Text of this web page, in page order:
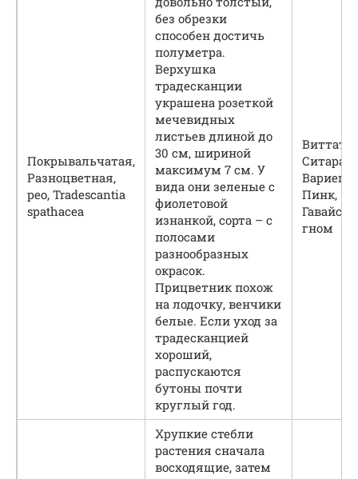
Покрывальчатая,
Разноцветная,
рео, Tradescantia
spathacea
без обрезки
способен достичь
полуметра.
Верхушка
традесканции
украшена розеткой
мечевидных
листьев длиной до
30 см, шириной
максимум 7 см. У
вида они зеленые с
фиолетовой
изнанкой, сорта – с
полосами
разнообразных
окрасок.
Прицветник похож
на лодочку, венчики
белые. Если уход за
традесканцией
хороший,
распускаются
бутоны почти
круглый год.
Виттата,
Ситара
Пинк,
гном
Хрупкие стебли
растения сначала
восходящие, затем